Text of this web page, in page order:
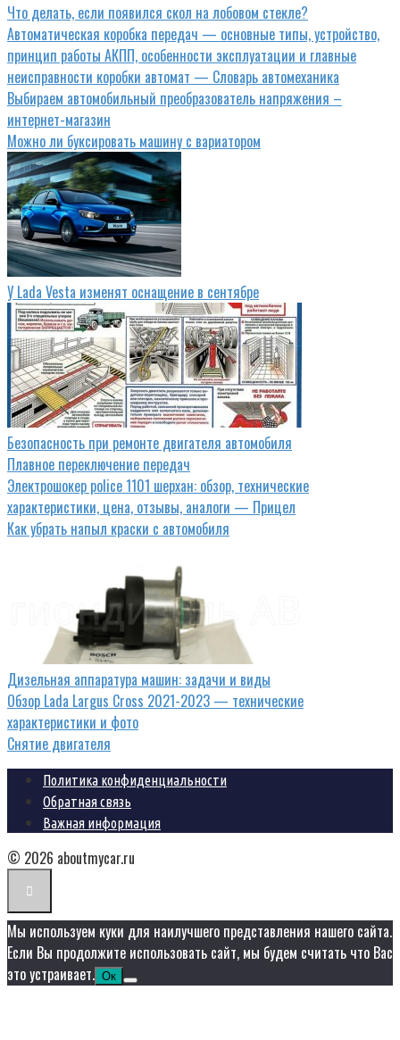
Что делать, если появился скол на лобовом стекле?
Автоматическая коробка передач — основные типы, устройство,
принцип работы АКПП, особенности эксплуатации и главные
неисправности коробки автомат — Словарь автомеханика
Выбираем автомобильный преобразователь напряжения –
интернет-магазин
Можно ли буксировать машину с вариатором
У Lada Vesta изменят оснащение в сентябре
Безопасность при ремонте двигателя автомобиля
Плавное переключение передач
Электрошокер police 1101 шерхан: обзор, технические
характеристики, цена, отзывы, аналоги — Прицел
Как убрать напыл краски с автомобиля
Дизельная аппаратура машин: задачи и виды
Обзор Lada Largus Cross 2021-2023 — технические
характеристики и фото
Снятие двигателя
Политика конфиденциальности
Обратная связь
Важная информация
© 2026 aboutmycar.ru
Мы используем куки для наилучшего представления нашего сайта.
Если Вы продолжите использовать сайт, мы будем считать что Вас
это устраивает. Ок